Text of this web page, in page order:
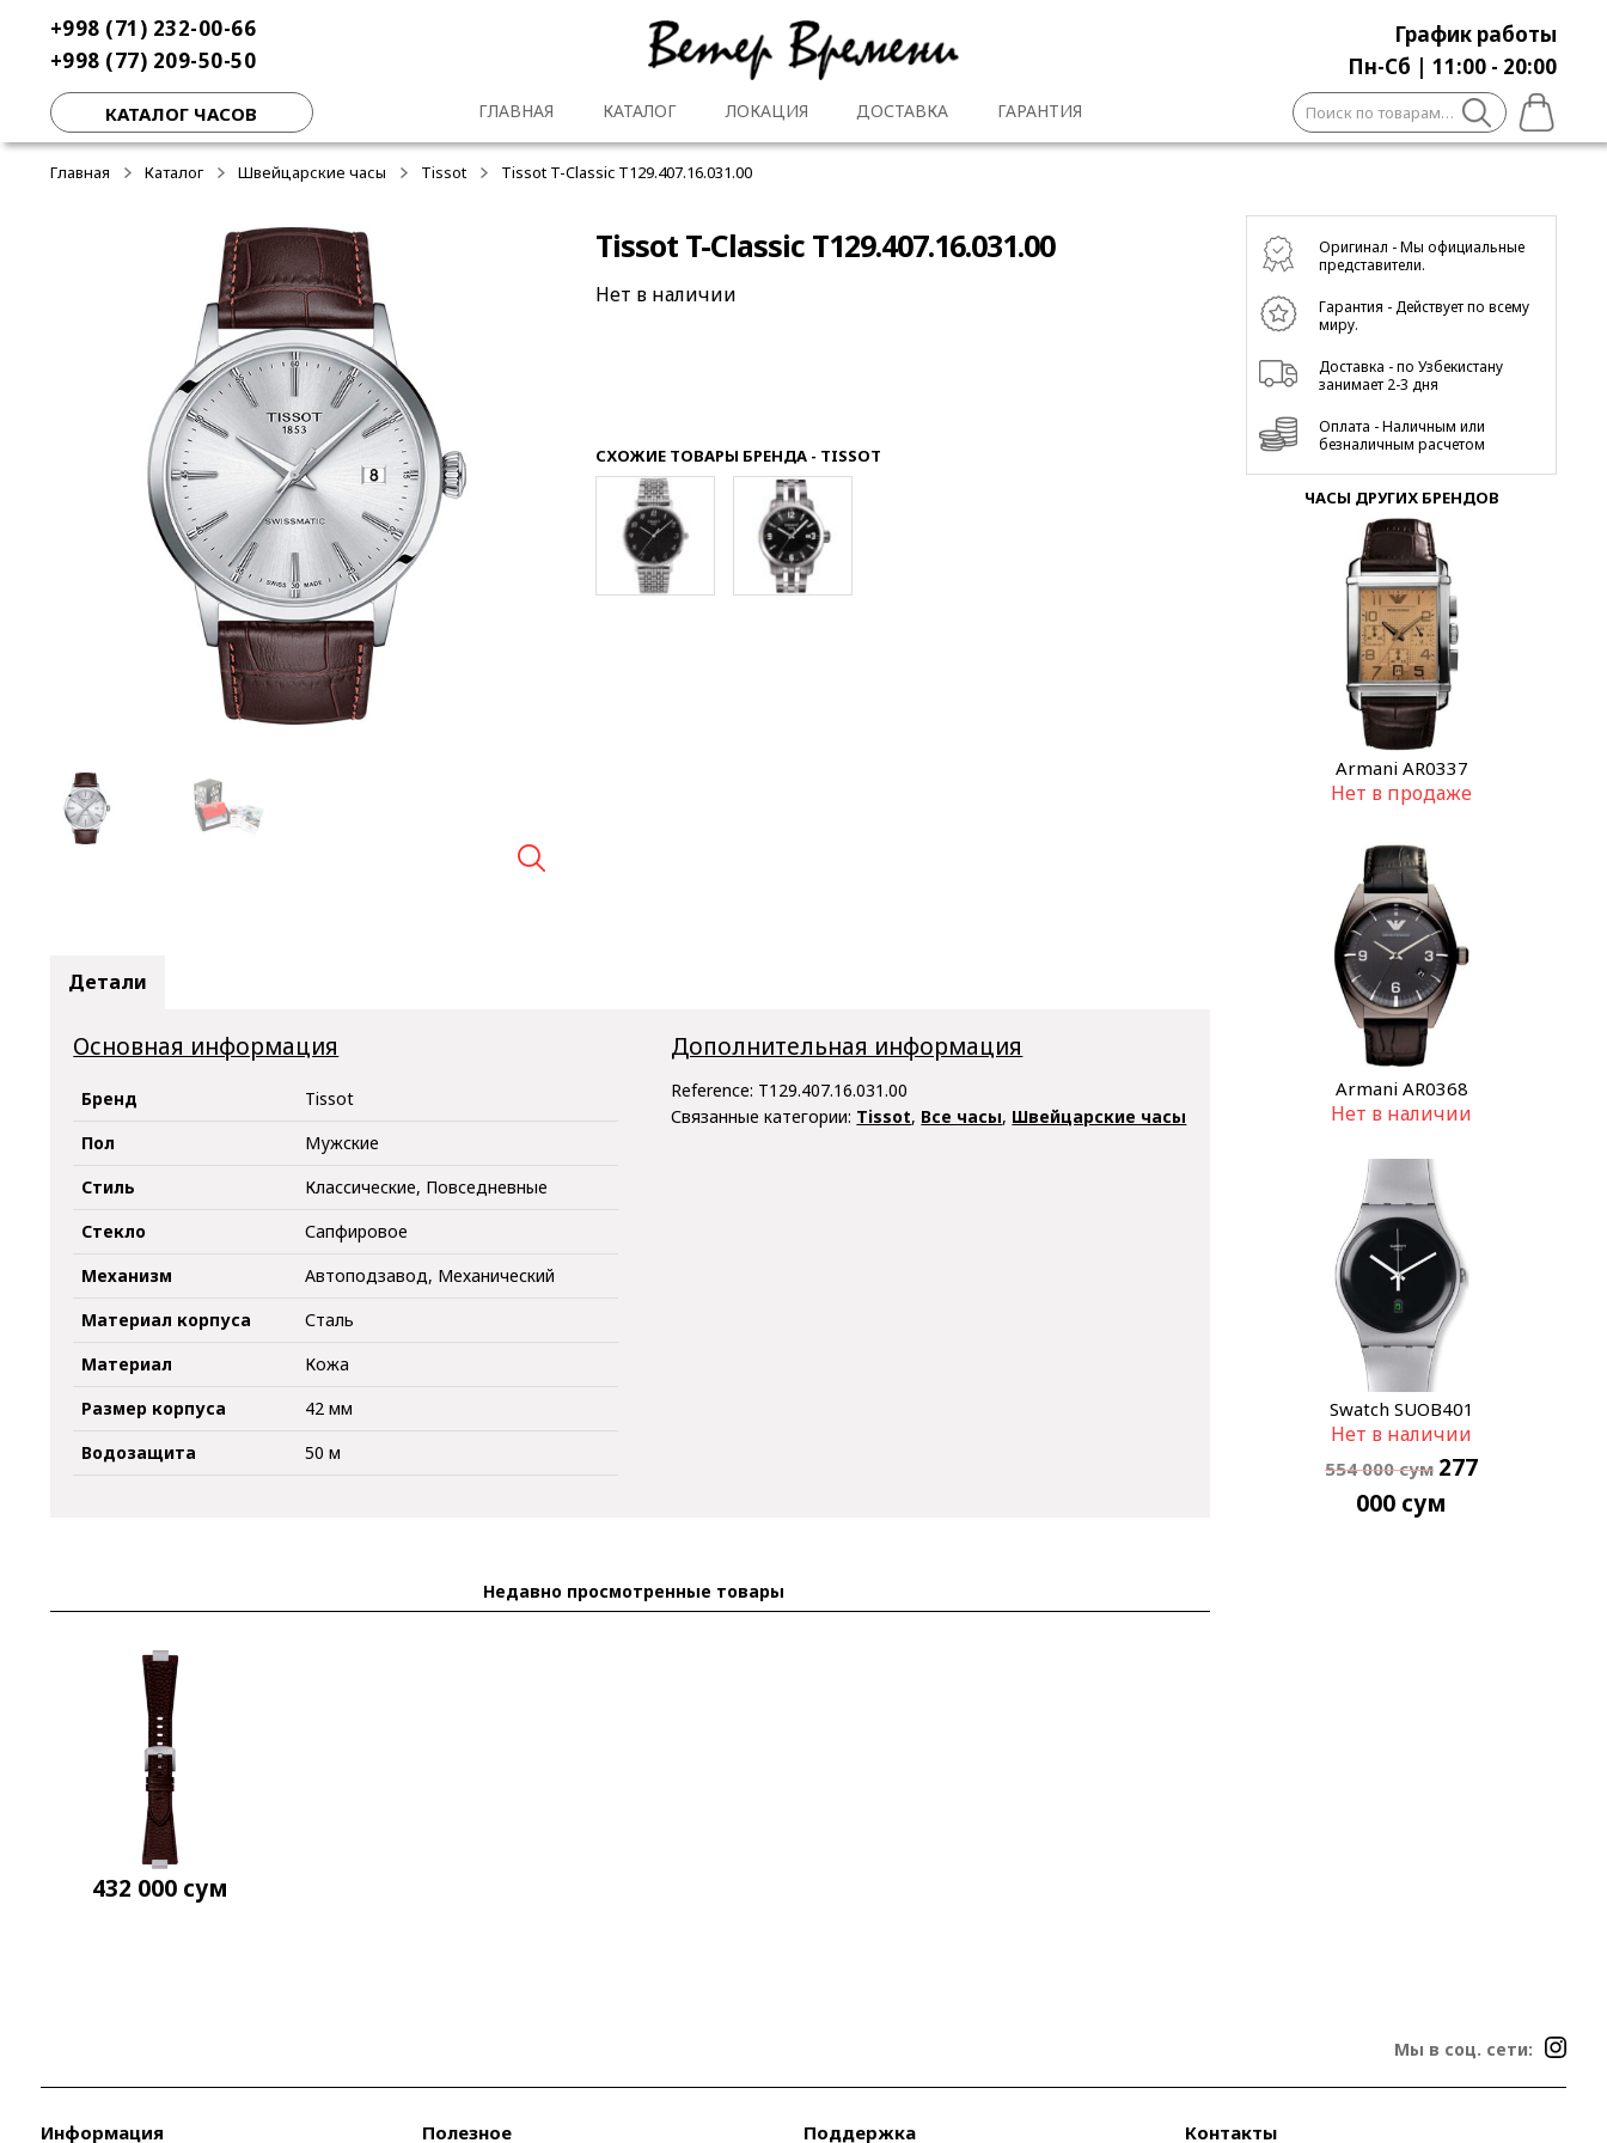
навигации
содержимому
+998 (71) 232-00-66
+998 (77) 209-50-50
График работы
Пн-Сб | 11:00 - 20:00
КАТАЛОГ ЧАСОВ ГЛАВНАЯ КАТАЛОГ ЛОКАЦИЯ ДОСТАВКА ГАРАНТИЯ Искать:
Главная Каталог Швейцарские часы Tissot Tissot T-Classic T129.407.16.031.00
Tissot T-Classic T129.407.16.031.00
Нет в наличии
СХОЖИЕ ТОВАРЫ БРЕНДА - TISSOT
Детали
Основная информация
Бренд
Tissot
Пол
Мужские
Стиль
Классические, Повседневные
Стекло
Сапфировое
Механизм
Автоподзавод, Механический
Материал корпуса
Сталь
Материал
Кожа
Размер корпуса
42 мм
Водозащита
50 м
Дополнительная информация
Reference: T129.407.16.031.00
Связанные категории: Tissot, Все часы, Швейцарские часы
Недавно просмотренные товары
432 000 сум
Оригинал - Мы официальные
представители.
Гарантия - Действует по всему
миру.
Доставка - по Узбекистану
занимает 2-3 дня
Оплата - Наличным или
безналичным расчетом
ЧАСЫ ДРУГИХ БРЕНДОВ
Armani AR0337
Нет в продаже
Armani AR0368
Нет в наличии
Swatch SUOB401
-50%
Нет в наличии
554 000сум 277
000 сум
Мы в соц. сети:
Информация Полезное Поддержка Контакты